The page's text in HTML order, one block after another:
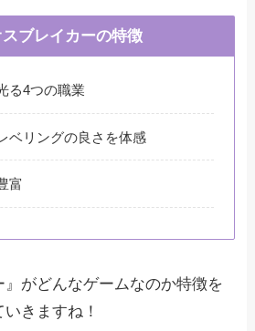
スブレイカーの特徴
る4つの職業
ベリングの良さを体感
富
』がどんなゲームなのか特徴を
きますね！